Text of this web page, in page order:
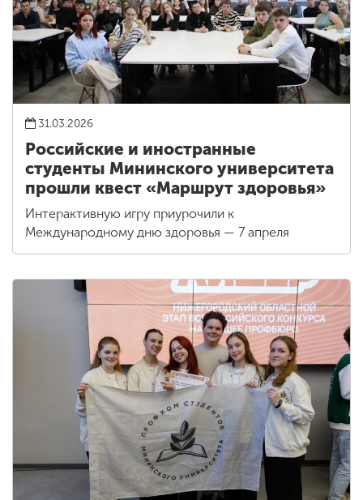
31.03.2026
Российские и иностранные
студенты Мининского университета
прошли квест «Маршрут здоровья»
Интерактивную игру приурочили к
Международному дню здоровья — 7 апреля